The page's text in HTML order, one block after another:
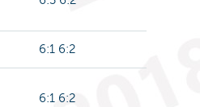
6:1 6:2
6:1 6:2